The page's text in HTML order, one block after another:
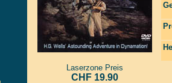
Laserzone Preis
CHF 19.90